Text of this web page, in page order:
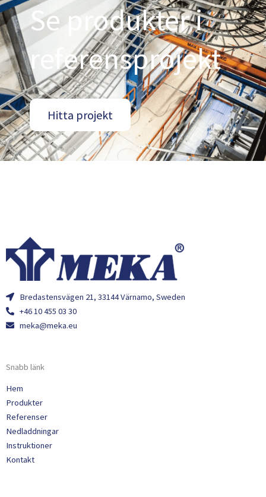
Se produkter i
referensprojekt
Hitta projekt
Bredastensvägen 21, 33144 Värnamo, Sweden
+46 10 455 03 30
meka@meka.eu
Snabb länk
Hem
Produkter
Referenser
Nedladdningar
Instruktioner
Kontakt